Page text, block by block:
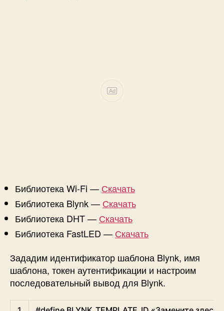
Ad
Библиотека Wi-Fi — Скачать
Библиотека Blynk — Скачать
Библиотека DHT — Скачать
Библиотека FastLED — Скачать
Зададим идентификатор шаблона Blynk, имя
шаблона, токен аутентификации и настроим
последовательный вывод для Blynk.
Arduino